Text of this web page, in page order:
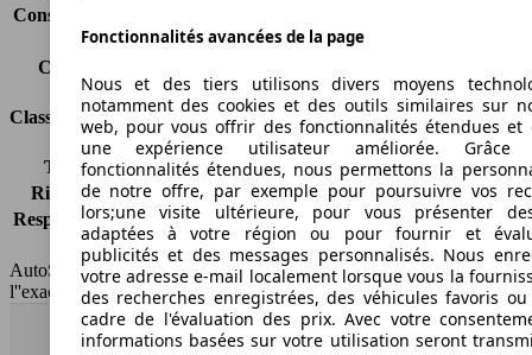
Consommation (combinée)*
Classe d'émissions
Euro 6
Capacité du réservoir
Classes d'assurance
Tous risques
-
Risques partiels
-
Responsabilité civile -
HSN/TSN
n.c./n.c.
AutoScout24 France SAS décline toute responsabilité concernant
l''exactitude des indications fournies.
Haut
Fonctionnalités avancées de la page
Nous et des tiers utilisons divers moyens
notamment des cookies et des outils similaires sur
web, pour vous offrir des fonctionnalités étendues et
une expérience utilisateur améliorée.
fonctionnalités étendues, nous permettons la
de notre offre, par exemple pour poursuivre vos
lors;une visite ultérieure, pour vous présenter
adaptées à votre région ou pour fournir et
publicités et des messages personnalisés. Nous
votre adresse e-mail localement lorsque vous la
des recherches enregistrées, des véhicules favoris
cadre de l'évaluation des prix. Avec votre
informations basées sur votre utilisation seront